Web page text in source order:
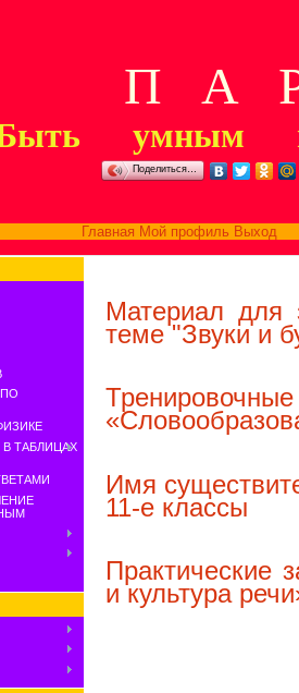
П А Р
умным
Поделиться…
Главная Мой профиль Выход
ТАБЛИЦАХ
Материал для
теме "Звуки и
Имя
11-е классы
Практические
и культура